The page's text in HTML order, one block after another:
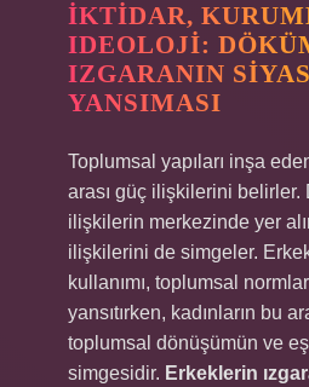
İKTIDAR,
IDEOLOJI:
IZGARANIN
YANSIMASI
Toplumsal yapıları inşa
arası güç ilişkilerini belirler.
ilişkilerin merkezinde yer
ilişkilerini de simgeler.
kullanımı, toplumsal
yansıtırken, kadınların bu
toplumsal dönüşümün ve
simgesidir. Erkeklerin